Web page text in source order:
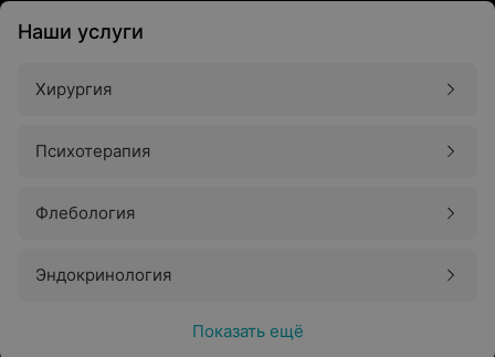
Наши услуги
Хирургия
Психотерапия
Флебология
Эндокринология
Показать ещё